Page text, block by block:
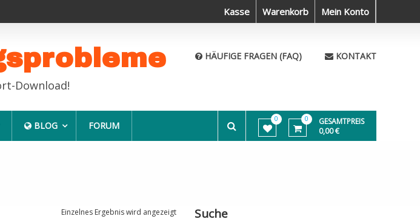
Haustiere sind auch nur Menschen Die Welt bereisen und Neues
Kasse Warenkorb Mein Konto
Download!
HÄUFIGE FRAGEN (FAQ) KONTAKT
BLOG FORUM
0 0
GESAMTPREIS
0,00 €
Einzelnes Ergebnis wird angezeigt Suche